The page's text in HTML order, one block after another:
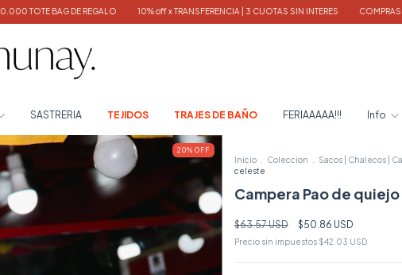
10% off x TRANSFERENCIA | 3 CUOTAS SIN INTERES COMPRAS SUPERIORES $300.000
SASTRERIA TEJIDOS TRAJES DE BAÑO FERIAAAAA!!! Info
20% OFF
Inicio Coleccion Sacos | Chalecos |
celeste
Campera Pao de
$63.57 USD $50.86 USD
Precio sin impuestos $42.03 USD